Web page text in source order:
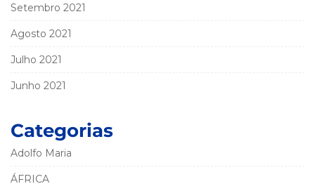
Setembro 2021
Agosto 2021
Julho 2021
Junho 2021
Categorias
Adolfo Maria
ÁFRICA